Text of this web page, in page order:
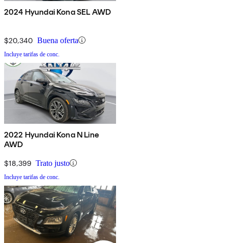
2024 Hyundai Kona SEL AWD
$20,340 Buena oferta
Incluye tarifas de conc.
2022 Hyundai Kona N Line
AWD
$18,399 Trato justo
Incluye tarifas de conc.